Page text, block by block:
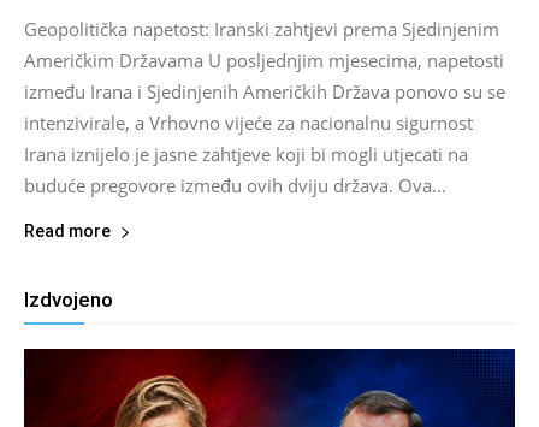
Geopolitička napetost: Iranski zahtjevi prema Sjedinjenim
Američkim Državama U posljednjim mjesecima, napetosti
između Irana i Sjedinjenih Američkih Država ponovo su se
intenzivirale, a Vrhovno vijeće za nacionalnu sigurnost
Irana iznijelo je jasne zahtjeve koji bi mogli utjecati na
buduće pregovore između ovih dviju država. Ova...
Read more
Izdvojeno